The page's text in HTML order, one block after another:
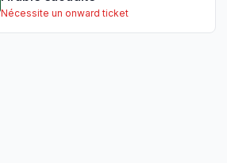
Nécessite un onward ticket